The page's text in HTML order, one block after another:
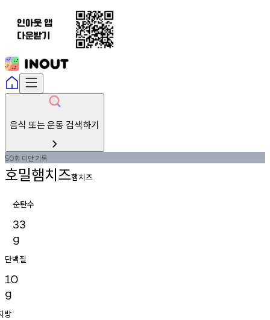
음식 또는 운동 검색하기
50회 미만기록
호밀햄치즈햄치즈
순탄수
33
g
단백질
10
g
방